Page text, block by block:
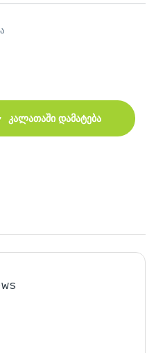
TMB117 ES1-132 keyboard
კალათაში დამატება